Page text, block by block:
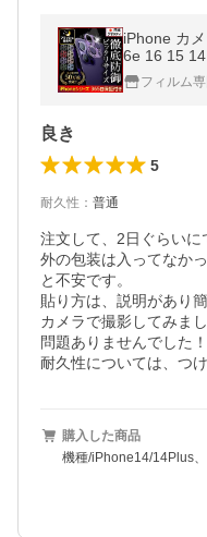
iPhone カ
6e 16 15 14
カメラカバ
フィルム
良き
5
耐久性 ： 普通
注文して、2日ぐらいに
外の包装は入ってなか
と不安です。
貼り方は、説明があり
カメラで撮影してみま
問題ありませんでした！
耐久性については、つ
購入した商品
機種/iPhone14/14Plus